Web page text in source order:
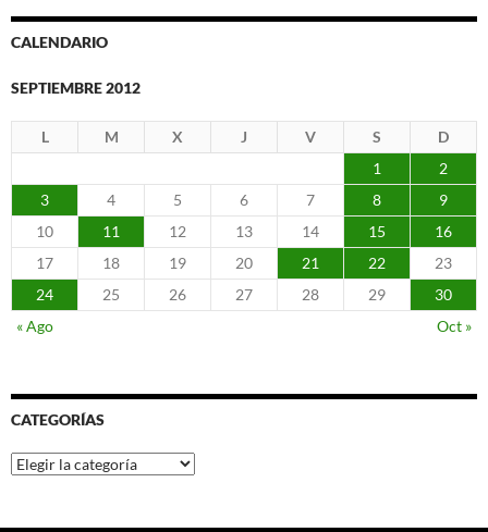
CALENDARIO
SEPTIEMBRE 2012
L M X J V S
D
1
2
3
4 5 6 7 8
9
10
11 12 13 14 15
16
17
18 19 20 21 22
23
24
25 26 27 28 29
30
« Ago
Oct »
CATEGORÍAS
Categorías